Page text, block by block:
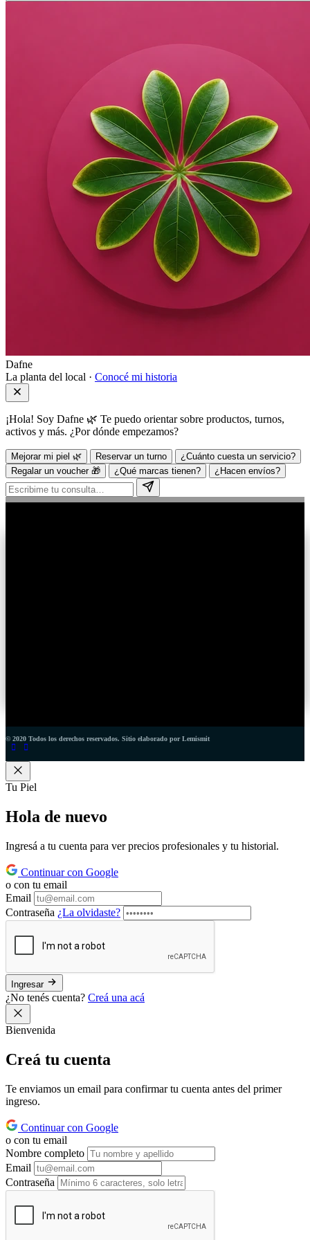
Dafne
La planta del local · Conocé mi historia
¡Hola! Soy Dafne 🌿 Te puedo orientar sobre productos, turnos,
activos y más. ¿Por dónde empezamos?
Mejorar mi piel 🌿 Reservar un turno
¿Cuánto cuesta un servicio?
Regalar un voucher 🎁
¿Qué marcas tienen? ¿Hacen envíos?
© 2020 Todos los derechos reservados. Sitio elaborado por Lemismit
Tu Piel
Hola de nuevo
Ingresá a tu cuenta para ver precios profesionales y tu historial.
Continuar con Google
o con tu email
Email
Contraseña ¿La olvidaste?
Ingresar
¿No tenés cuenta? Creá una acá
Bienvenida
Creá tu cuenta
Te enviamos un email para confirmar tu cuenta antes del primer
ingreso.
Continuar con Google
o con tu email
Nombre completo
Email
Contraseña